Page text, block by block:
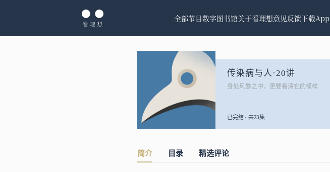
全部节目数字图书馆关于看理想意见反馈下载App
传染病与人·20讲
身处风暴之中，更要看清它的模样
已完结 · 共23集
简介 目录 精选评论